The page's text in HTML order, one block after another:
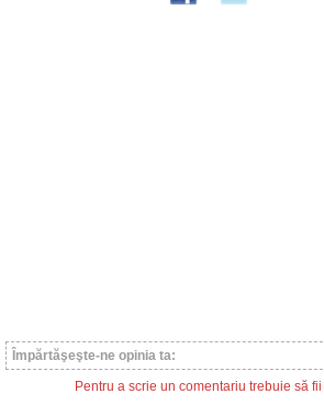
Împărtăşeşte-ne opinia ta:
Pentru a scrie un comentariu trebuie să